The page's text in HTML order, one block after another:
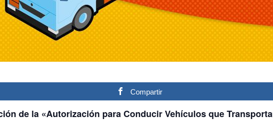
Compartir
de la «Autorización para Conducir Vehículos que